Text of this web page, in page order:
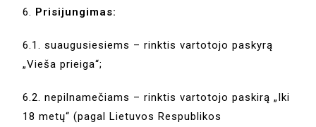
6. Prisijungimas:
6.1. suaugusiesiems – rinktis vartotojo paskyrą
„Vieša prieiga“;
6.2. nepilnamečiams – rinktis vartotojo paskirą „Iki
18 metų“ (pagal Lietuvos Respublikos